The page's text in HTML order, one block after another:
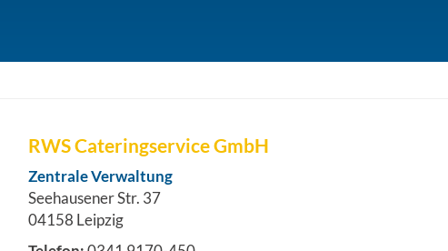
RWS Cateringservice GmbH
Zentrale Verwaltung
Seehausener Str. 37
04158 Leipzig